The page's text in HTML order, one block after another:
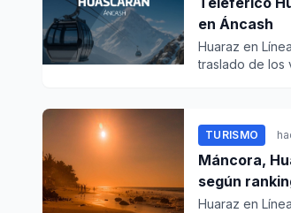
en Áncash
Huaraz en
traslado de los
TURISMO
Máncora,
según
Huaraz en